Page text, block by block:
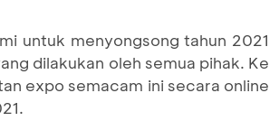
untuk menyongsong tahun 2021
dilakukan oleh semua pihak. Ke
expo semacam ini secara online